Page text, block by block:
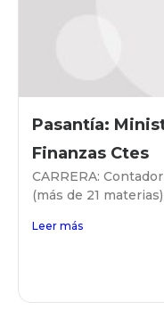
Pasantía:
Finanzas Ctes
CARRERA:
(más de 21
Leer más